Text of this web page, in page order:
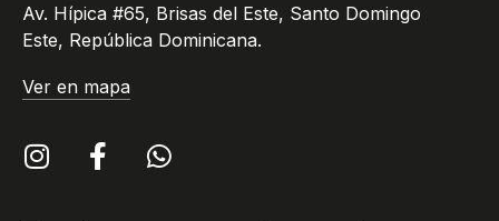
Av. Hípica #65, Brisas del Este, Santo Domingo
Este, República Dominicana.
Ver en mapa